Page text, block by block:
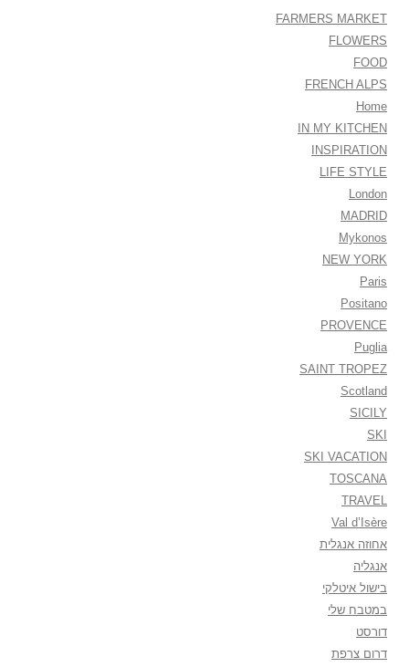
FARMERS MARKET
FLOWERS
FOOD
FRENCH ALPS
Home
IN MY KITCHEN
INSPIRATION
LIFE STYLE
London
MADRID
Mykonos
NEW YORK
Paris
Positano
PROVENCE
Puglia
SAINT TROPEZ
Scotland
SICILY
SKI
SKI VACATION
TOSCANA
TRAVEL
Val d’Isère
אחוזה אנגלית
אנגליה
בישול איטלקי
במטבח שלי
דורסט
דרום צרפת